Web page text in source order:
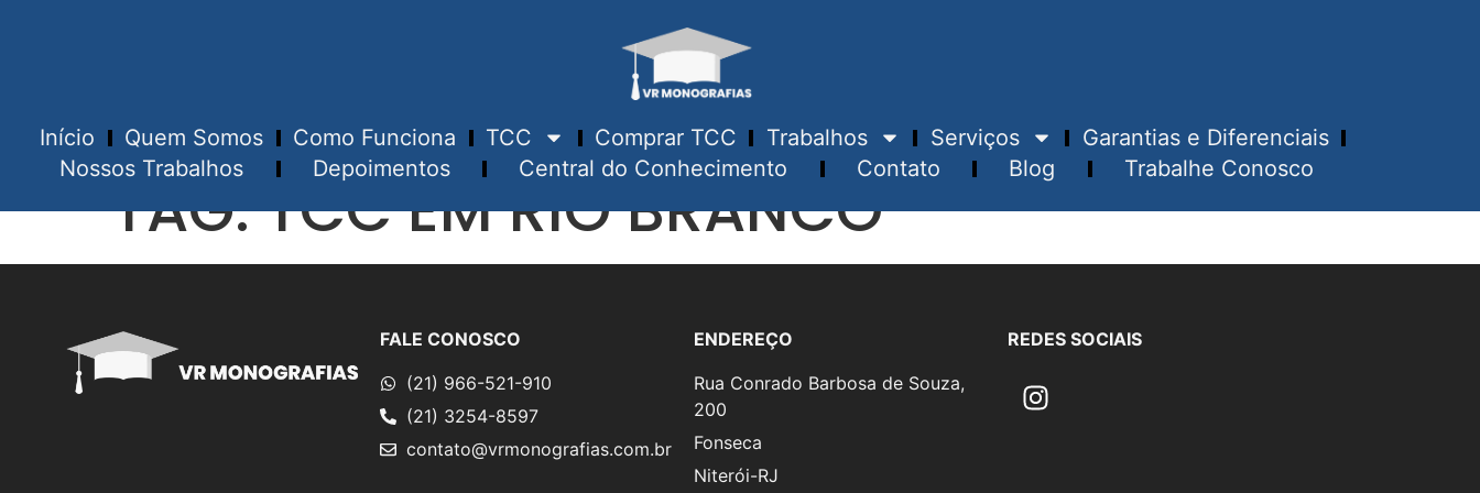
Início Quem Somos Como Funciona TCC Comprar TCC Trabalhos Serviços
Garantias e Diferenciais
Nossos Trabalhos
Depoimentos Central do Conhecimento Contato Blog Trabalhe Conosco
TAG:TCC EM RIO BRANCO
FALE CONOSCO
(21) 966-521-910
(21) 3254-8597
contato@vrmonografias.com.br
ENDEREÇO
Rua Conrado Barbosa de Souza,
200
Fonseca
Niterói-RJ
REDES SOCIAIS